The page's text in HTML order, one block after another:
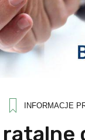
INFORMACJE